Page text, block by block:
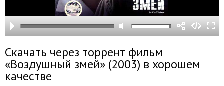
Скачать через торрент фильм
«Воздушный змей» (2003) в хорошем
качестве